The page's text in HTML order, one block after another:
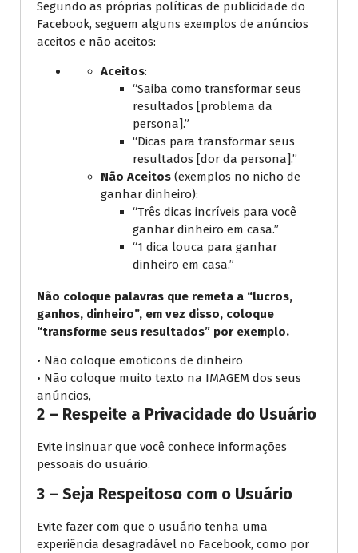
Segundo as próprias políticas de publicidade do
Facebook, seguem alguns exemplos de anúncios
aceitos e não aceitos:
Aceitos:
“Saiba como transformar seus
resultados [problema da
persona].”
“Dicas para transformar seus
resultados [dor da persona].”
Não Aceitos (exemplos no nicho de
ganhar dinheiro):
“Três dicas incríveis para você
ganhar dinheiro em casa.”
“1 dica louca para ganhar
dinheiro em casa.”
Não coloque palavras que remeta a “lucros,
ganhos, dinheiro”, em vez disso, coloque
“transforme seus resultados” por exemplo.
• Não coloque emoticons de dinheiro
• Não coloque muito texto na IMAGEM dos seus
anúncios,
2 – Respeite a Privacidade do Usuário
Evite insinuar que você conhece informações
pessoais do usuário.
3 – Seja Respeitoso com o Usuário
Evite fazer com que o usuário tenha uma
experiência desagradável no Facebook, como por